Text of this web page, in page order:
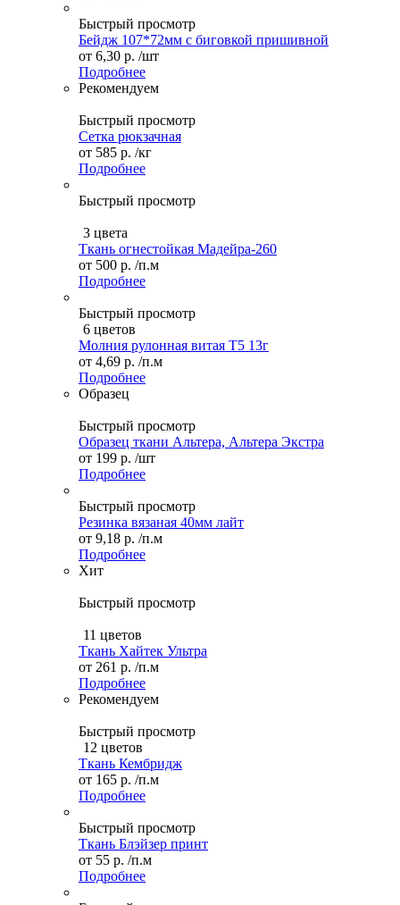
Быстрый просмотр
Бейдж 107*72мм с биговкой пришивной
от 6,30 р. /шт
Подробнее
Рекомендуем
Быстрый просмотр
Сетка рюкзачная
от 585 р. /кг
Подробнее
Быстрый просмотр
3 цвета
Ткань огнестойкая Мадейра-260
от 500 р. /п.м
Подробнее
Быстрый просмотр
6 цветов
Молния рулонная витая Т5 13г
от 4,69 р. /п.м
Подробнее
Образец
Быстрый просмотр
Образец ткани Альтера, Альтера Экстра
от 199 р. /шт
Подробнее
Быстрый просмотр
Резинка вязаная 40мм лайт
от 9,18 р. /п.м
Подробнее
Хит
Быстрый просмотр
11 цветов
Ткань Хайтек Ультра
от 261 р. /п.м
Подробнее
Рекомендуем
Быстрый просмотр
12 цветов
Ткань Кембридж
от 165 р. /п.м
Подробнее
Быстрый просмотр
Ткань Блэйзер принт
от 55 р. /п.м
Подробнее